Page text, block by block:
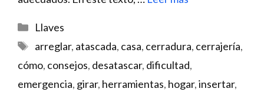
Categorías
Llaves
Etiquetas
arreglar, atascada, casa, cerradura, cerrajería,
cómo, consejos, desatascar, dificultad,
emergencia, girar, herramientas, hogar,insertar,